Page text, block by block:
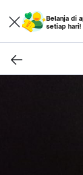
Belanja di
setiap hari!